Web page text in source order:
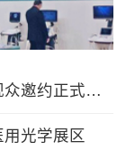
邀约正式启
光学展区